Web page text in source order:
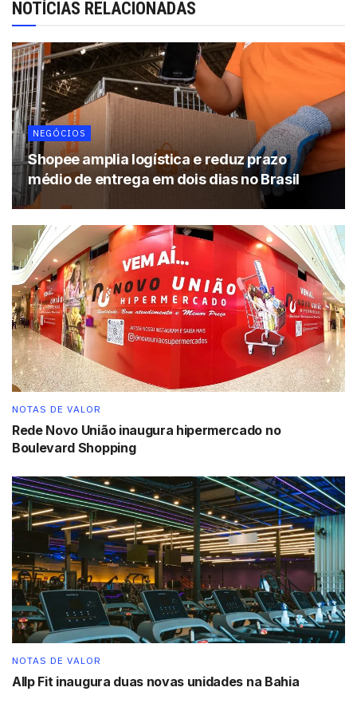
outros, além de oferecer conforto e comodidade.
Leia também: Almacen Pepe lança 4ª loja em Salvador
Tags: Camaçari
NOTÍCIAS RELACIONADAS
NEGÓCIOS
Shopee amplia logística e reduz prazo
médio de entrega em dois dias no Brasil
NOTAS DE VALOR
Rede Novo União inaugura hipermercado no
Boulevard Shopping
NOTAS DE VALOR
Allp Fit inaugura duas novas unidades na Bahia